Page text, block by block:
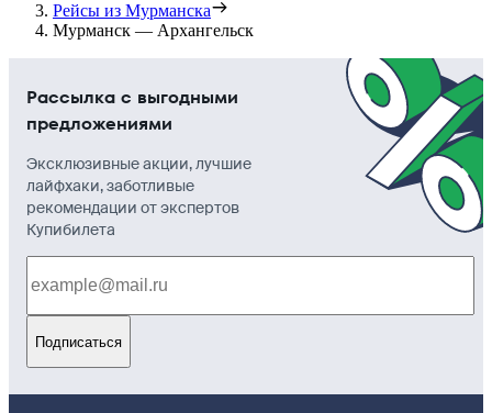
Рейсы из Мурманска
Мурманск — Архангельск
Рассылка с выгодными
предложениями
Эксклюзивные акции, лучшие
лайфхаки, заботливые
рекомендации от экспертов
Купибилета
Подписаться